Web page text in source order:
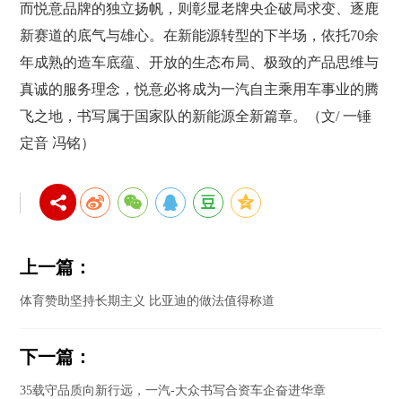
而悦意品牌的独立扬帆，则彰显老牌央企破局求变、逐鹿
新赛道的底气与雄心。在新能源转型的下半场，依托70余
年成熟的造车底蕴、开放的生态布局、极致的产品思维与
真诚的服务理念，悦意必将成为一汽自主乘用车事业的腾
飞之地，书写属于国家队的新能源全新篇章。（文/ 一锤
定音 冯铭）
上一篇：
体育赞助坚持长期主义 比亚迪的做法值得称道
下一篇：
35载守品质向新行远，一汽-大众书写合资车企奋进华章